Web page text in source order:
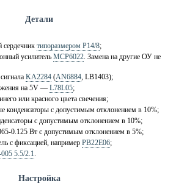
Детали
типоразмером P14/8;
усилитель MCP6022. Замена на другие ОУ не
KA2284 (AN6884, LB1403);
на 5V — L78L05;
или красного цвета свечения;
конденсаторы с допустимым отклонением в 10%;
с допустимым отклонением в 10%;
0.125 Вт с допустимым отклонением в 5%;
с фиксацией, например PB22E06;
5.5/2.1.
Настройка